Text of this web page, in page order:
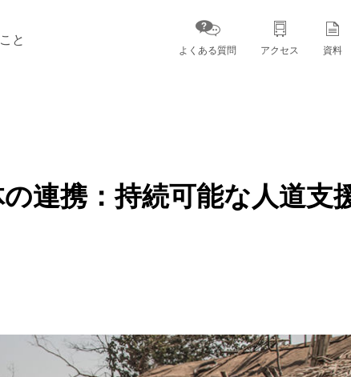
よくある質問 アクセス 資料
と
連携：持続可能な人道支